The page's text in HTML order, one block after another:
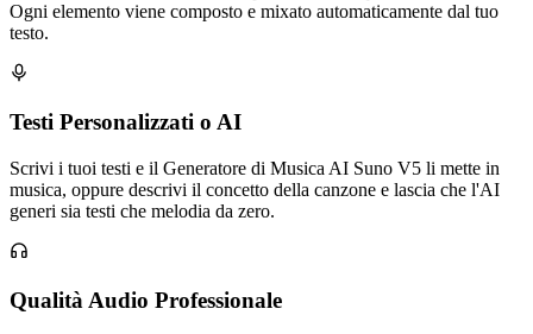
Ogni elemento viene composto e mixato automaticamente dal tuo
testo.
Testi Personalizzati o AI
Scrivi i tuoi testi e il Generatore di Musica AI Suno V5 li mette in
musica, oppure descrivi il concetto della canzone e lascia che l'AI
generi sia testi che melodia da zero.
Qualità Audio Professionale